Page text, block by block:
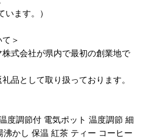
います。）
＞
式会社が県内で最初の創業地で
品として取り扱っております。
度調節付 電気ポット 温度調節 細
かし 保温 紅茶 ティー コーヒー